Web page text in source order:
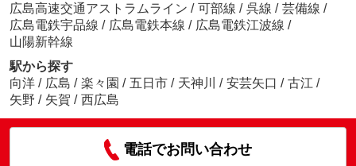
広島高速交通アストラムライン / 可部線 / 呉線 / 芸備線 /
広島電鉄宇品線 / 広島電鉄本線 / 広島電鉄江波線 /
山陽新幹線
駅から探す
向洋 / 広島 / 楽々園 / 五日市 / 天神川 / 安芸矢口 / 古江 /
矢野 / 矢賀 / 西広島
電話でお問い合わせ